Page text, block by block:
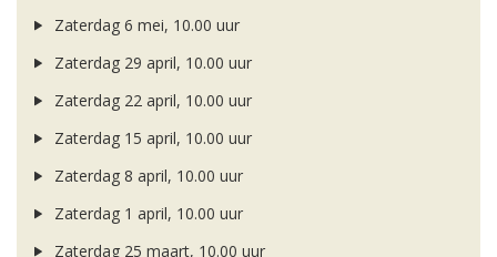
Zaterdag 6 mei, 10.00 uur
Zaterdag 29 april, 10.00 uur
Zaterdag 22 april, 10.00 uur
Zaterdag 15 april, 10.00 uur
Zaterdag 8 april, 10.00 uur
Zaterdag 1 april, 10.00 uur
Zaterdag 25 maart, 10.00 uur